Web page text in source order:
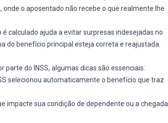
o aposentado não recebe o que realmente lhe
calculado ajuda a evitar surpresas indesejadas no
do benefício principal esteja correta e reajustada.
parte do INSS, algumas dicas são essenciais:
selecionou automaticamente o benefício que traz
impacte sua condição de dependente ou a chegada